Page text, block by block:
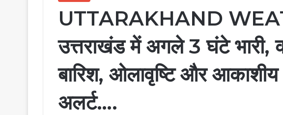
UTTARAKHAND
उत्तराखंड में अगले 3 घंटे भारी,
बारिश, ओलावृष्टि और आकाशीय
अलर्ट….